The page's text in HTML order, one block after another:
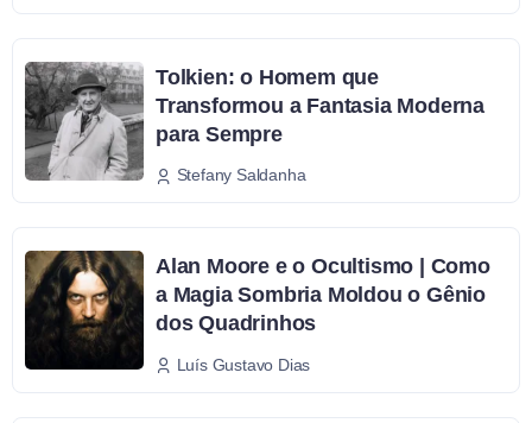
Tolkien: o Homem que
Transformou a Fantasia Moderna
para Sempre
Stefany Saldanha
Alan Moore e o Ocultismo | Como
a Magia Sombria Moldou o Gênio
dos Quadrinhos
Luís Gustavo Dias